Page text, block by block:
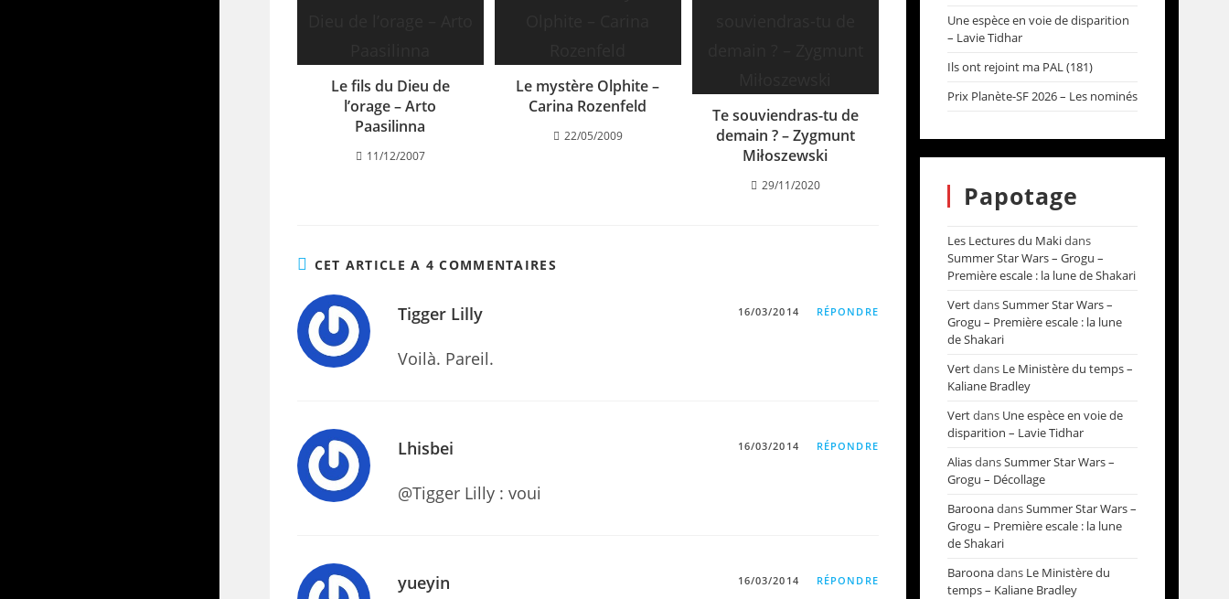
Le fils du Dieu de
l’orage – Arto
Paasilinna
11/12/2007
Le mystère Olphite –
Carina Rozenfeld
22/05/2009
Te souviendras-tu de
demain ? – Zygmunt
Miłoszewski
29/11/2020
CET ARTICLE A 4 COMMENTAIRES
Tigger Lilly 16/03/2014 RÉPONDRE
Voilà. Pareil.
Lhisbei 16/03/2014 RÉPONDRE
@Tigger Lilly : voui
yueyin 16/03/2014 RÉPONDRE
Une espèce en voie de disparition
– Lavie Tidhar
Ils ont rejoint ma PAL (181)
Prix Planète-SF 2026 – Les nominés
Papotage
Les Lectures du Makidans
Summer Star Wars – Grogu –
Première escale : la lune de Shakari
VertdansSummer Star Wars –
Grogu – Première escale : la lune
de Shakari
Vertdans Le Ministère du temps –
Kaliane Bradley
Vertdans Une espèce en voie de
disparition – Lavie Tidhar
AliasdansSummer Star Wars –
Grogu – Décollage
BaroonadansSummer Star Wars –
Grogu – Première escale : la lune
de Shakari
Baroonadans Le Ministère du
temps – Kaliane Bradley